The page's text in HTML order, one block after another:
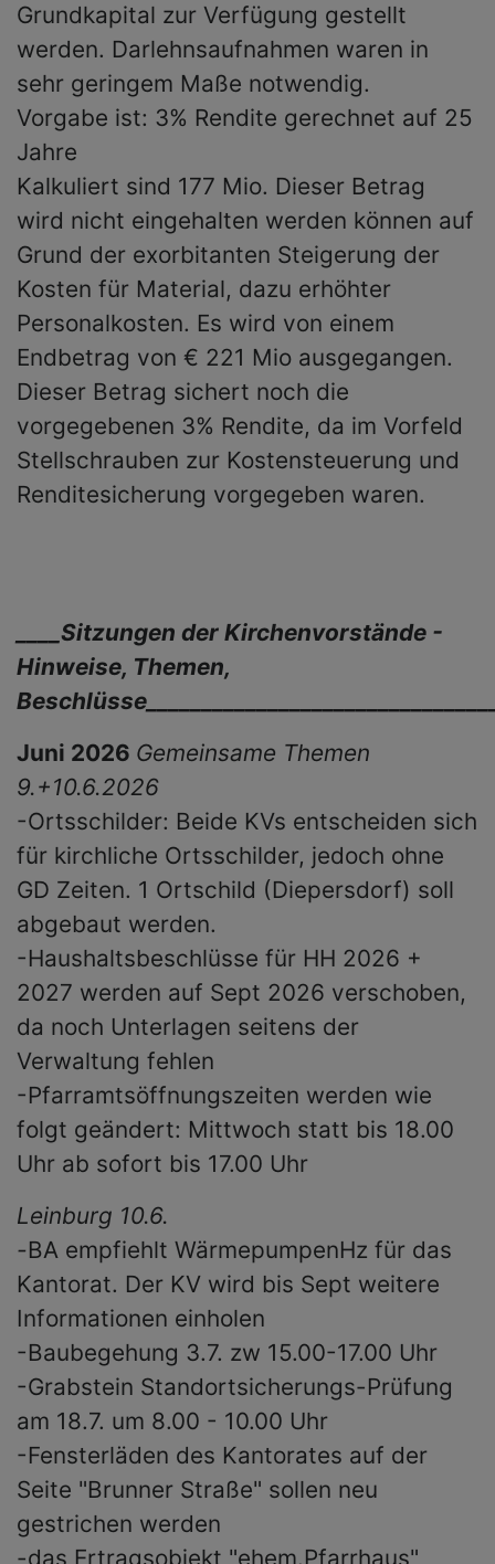
Grundkapital zur Verfügung gestellt
werden. Darlehnsaufnahmen waren in
sehr geringem Maße notwendig.
Vorgabe ist: 3% Rendite gerechnet auf 25
Jahre
Kalkuliert sind 177 Mio. Dieser Betrag
wird nicht eingehalten werden können auf
Grund der exorbitanten Steigerung der
Kosten für Material, dazu erhöhter
Personalkosten. Es wird von einem
Endbetrag von € 221 Mio ausgegangen.
Dieser Betrag sichert noch die
vorgegebenen 3% Rendite, da im Vorfeld
Stellschrauben zur Kostensteuerung und
Renditesicherung vorgegeben waren.
____Sitzungen der Kirchenvorstände -
Hinweise, Themen,
Juni 2026 Gemeinsame Themen
9.+10.6.2026
-Ortsschilder: Beide KVs entscheiden sich
für kirchliche Ortsschilder, jedoch ohne
GD Zeiten. 1 Ortschild (Diepersdorf) soll
abgebaut werden.
-Haushaltsbeschlüsse für HH 2026 +
2027 werden auf Sept 2026 verschoben,
da noch Unterlagen seitens der
Verwaltung fehlen
-Pfarramtsöffnungszeiten werden wie
folgt geändert: Mittwoch statt bis 18.00
Uhr ab sofort bis 17.00 Uhr
Leinburg 10.6.
-BA empfiehlt WärmepumpenHz für das
Kantorat. Der KV wird bis Sept weitere
Informationen einholen
-Baubegehung 3.7. zw 15.00-17.00 Uhr
-Grabstein Standortsicherungs-Prüfung
am 18.7. um 8.00 - 10.00 Uhr
-Fensterläden des Kantorates auf der
Seite "Brunner Straße" sollen neu
gestrichen werden
-das Ertragsobjekt "ehem.Pfarrhaus"